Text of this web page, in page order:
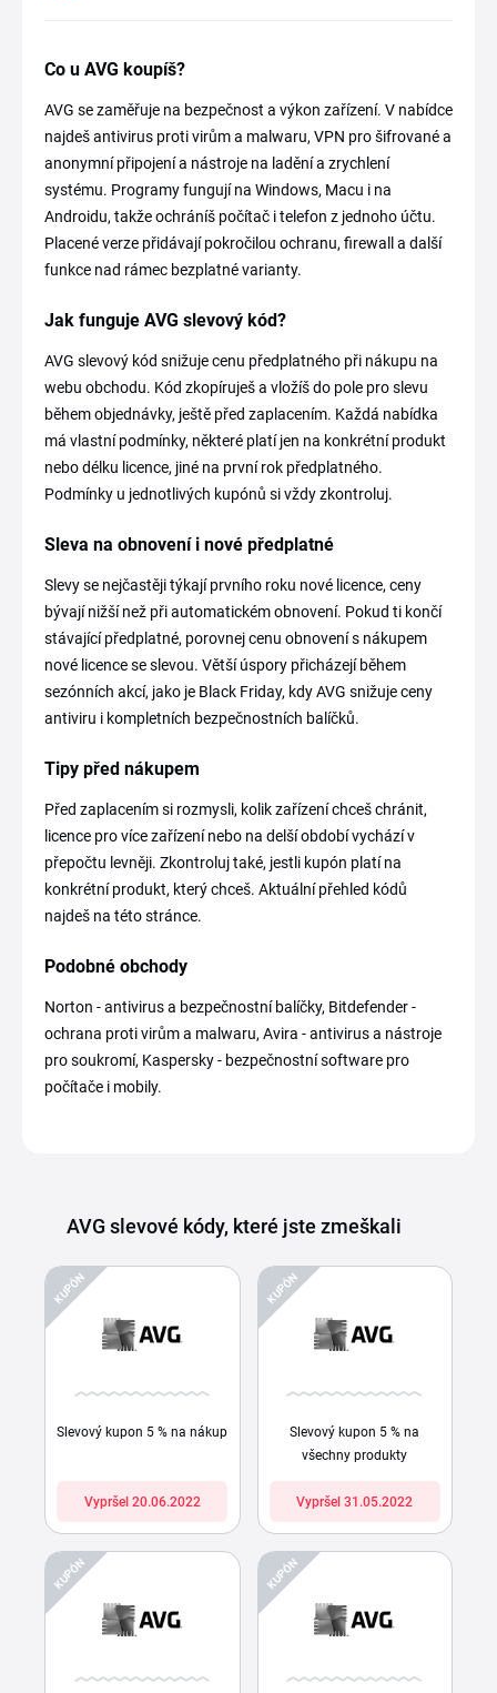
Co u AVG koupíš?
AVG se zaměřuje na bezpečnost a výkon zařízení. V nabídce
najdeš antivirus proti virům a malwaru, VPN pro šifrované a
anonymní připojení a nástroje na ladění a zrychlení
systému. Programy fungují na Windows, Macu i na
Androidu, takže ochráníš počítač i telefon z jednoho účtu.
Placené verze přidávají pokročilou ochranu, firewall a další
funkce nad rámec bezplatné varianty.
Jak funguje AVG slevový kód?
AVG slevový kód snižuje cenu předplatného při nákupu na
webu obchodu. Kód zkopíruješ a vložíš do pole pro slevu
během objednávky, ještě před zaplacením. Každá nabídka
má vlastní podmínky, některé platí jen na konkrétní produkt
nebo délku licence, jiné na první rok předplatného.
Podmínky u jednotlivých kupónů si vždy zkontroluj.
Sleva na obnovení i nové předplatné
Slevy se nejčastěji týkají prvního roku nové licence, ceny
bývají nižší než při automatickém obnovení. Pokud ti končí
stávající předplatné, porovnej cenu obnovení s nákupem
nové licence se slevou. Větší úspory přicházejí během
sezónních akcí, jako je Black Friday, kdy AVG snižuje ceny
antiviru i kompletních bezpečnostních balíčků.
Tipy před nákupem
Před zaplacením si rozmysli, kolik zařízení chceš chránit,
licence pro více zařízení nebo na delší období vychází v
přepočtu levněji. Zkontroluj také, jestli kupón platí na
konkrétní produkt, který chceš. Aktuální přehled kódů
najdeš na této stránce.
Podobné obchody
Norton - antivirus a bezpečnostní balíčky, Bitdefender -
ochrana proti virům a malwaru, Avira - antivirus a nástroje
pro soukromí, Kaspersky - bezpečnostní software pro
počítače i mobily.
AVG slevové kódy, které jste zmeškali
KUPÓN
Slevový kupon 5 % na nákup
Vypršel 20.06.2022
KUPÓN
Slevový kupon 5 % na
všechny produkty
Vypršel 31.05.2022
KUPÓN KUPÓN